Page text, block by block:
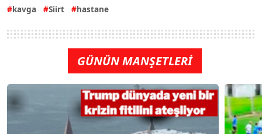
kavga Siirt hastane
GÜNÜN MANŞETLERİ